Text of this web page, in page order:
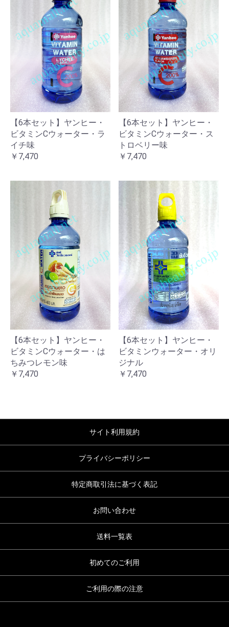
【6本セット】ヤンヒー・
ビタミンCウォーター・ラ
イチ味
￥7,470
【6本セット】ヤンヒー・
ビタミンCウォーター・ス
トロベリー味
￥7,470
【6本セット】ヤンヒー・
ビタミンCウォーター・は
ちみつレモン味
￥7,470
【6本セット】ヤンヒー・
ビタミンウォーター・オリ
ジナル
￥7,470
サイト利用規約
プライバシーポリシー
特定商取引法に基づく表記
お問い合わせ
送料一覧表
初めてのご利用
ご利用の際の注意